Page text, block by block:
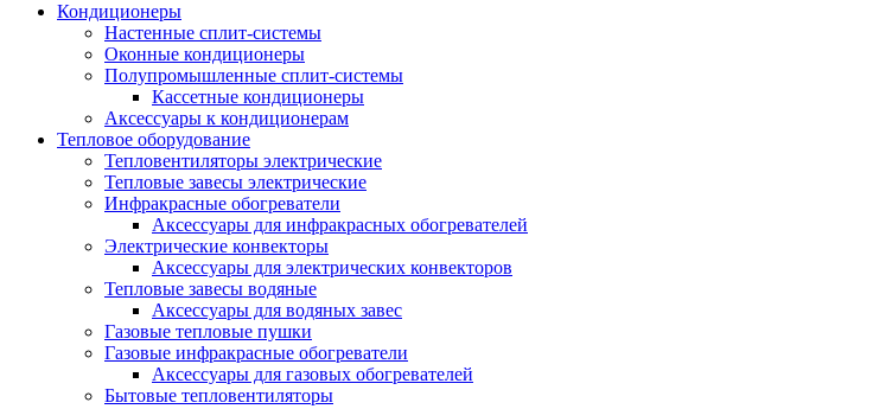
Кондиционеры
Настенные сплит-системы
Оконные кондиционеры
Полупромышленные сплит-системы
Кассетные кондиционеры
Аксессуары к кондиционерам
Тепловое оборудование
Тепловентиляторы электрические
Тепловые завесы электрические
Инфракрасные обогреватели
Аксессуары для инфракрасных обогревателей
Электрические конвекторы
Аксессуары для электрических конвекторов
Тепловые завесы водяные
Аксессуары для водяных завес
Газовые тепловые пушки
Газовые инфракрасные обогреватели
Аксессуары для газовых обогревателей
Бытовые тепловентиляторы